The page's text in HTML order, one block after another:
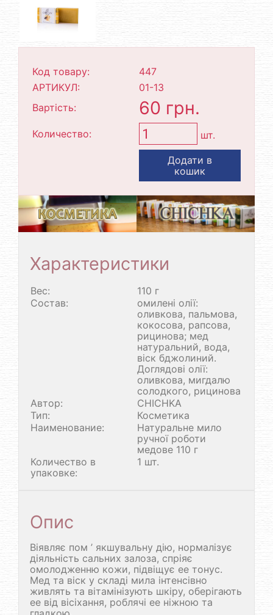
Код товару:
447
АРТИКУЛ:
01-13
Вартість:
60 грн.
Количество: шт.
Додати в
кошик
Характеристики
Вес:
110 г
Состав:
омилені олії:
оливкова, пальмова,
кокосова, рапсова,
рицинова; мед
натуральний, вода,
віск бджолиний.
Доглядові олії:
оливкова, мигдалю
солодкого, рицинова
Автор:
CHICHKA
Тип:
Косметика
Наименование:
Натуральне мило
ручної роботи
медове 110 г
Количество в
упаковке:
1 шт.
Опис
Віявляє пом ’ якшувальну дію, нормалізує
діяльність сальних залоза, спріяє
омолодженню кожи, підвіщує ее тонус.
Мед та віск у складі мила інтенсівно
живлять та вітамінізують шкіру, оберігають
ее від вісіхання, роблячі ее ніжною та